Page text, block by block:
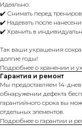
Идеально:
✔️ Снимать перед
✔️ Надевать после
✔️ Хранить в
Так ваши украшения
долгие годы!
Подробнее о хранении и
Гарантия и ремонт
Мы предоставляем 14-
обнаружении дефекта
гарантийного срока вы
отдельных элементов.
Подробнее о гарантии и